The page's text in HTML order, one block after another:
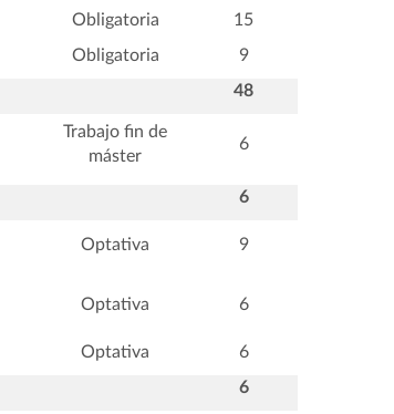
Obligatoria
15
Obligatoria
9
48
Trabajo fin de
máster
6
6
Optativa 9
Optativa 6
Optativa
6
6